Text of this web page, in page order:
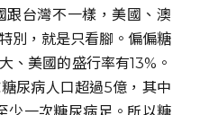
跟台灣不一樣，美國、澳
別，就是只看腳。偏偏糖
、美國的盛行率有13%。
尿病人口超過5億，其中